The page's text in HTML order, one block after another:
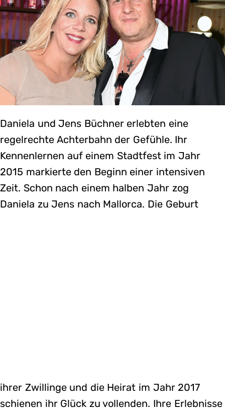
Daniela und Jens Büchner erlebten eine
regelrechte Achterbahn der Gefühle. Ihr
Kennenlernen auf einem Stadtfest im Jahr
2015 markierte den Beginn einer intensiven
Zeit. Schon nach einem halben Jahr zog
Daniela zu Jens nach Mallorca. Die Geburt
ihrer Zwillinge und die Heirat im Jahr 2017
schienen ihr Glück zu vollenden. Ihre Erlebnisse